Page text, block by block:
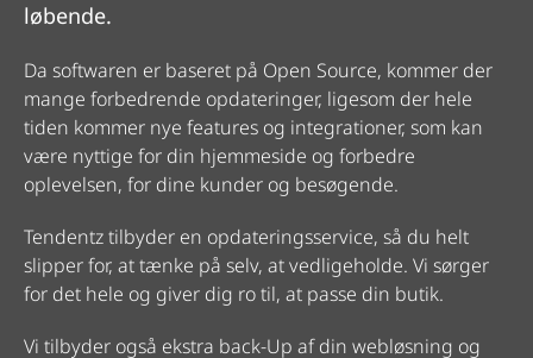
løbende.
Da softwaren er baseret på Open Source, kommer der
mange forbedrende opdateringer, ligesom der hele
tiden kommer nye features og integrationer, som kan
være nyttige for din hjemmeside og forbedre
oplevelsen, for dine kunder og besøgende.
Tendentz tilbyder en opdateringsservice, så du helt
slipper for, at tænke på selv, at vedligeholde. Vi sørger
for det hele og giver dig ro til, at passe din butik.
Vi tilbyder også ekstra back-Up af din webløsning og